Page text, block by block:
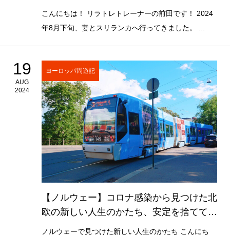
こんにちは！ リラトレトレーナーの前田です！ 2024
年8月下旬、妻とスリランカへ行ってきました。 ...
19
AUG
2024
ヨーロッパ周遊記
【ノルウェー】コロナ感染から見つけた北
欧の新しい人生のかたち、安定を捨てて選
んだ道
ノルウェーで見つけた新しい人生のかたち こんにち